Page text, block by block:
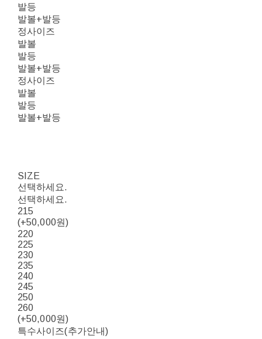
발등
발볼+발등
정사이즈
발볼
발등
발볼+발등
정사이즈
발볼
발등
발볼+발등
SIZE
선택하세요.
선택하세요.
215
(+50,000원)
220
225
230
235
240
245
250
260
(+50,000원)
특수사이즈(추가안내)